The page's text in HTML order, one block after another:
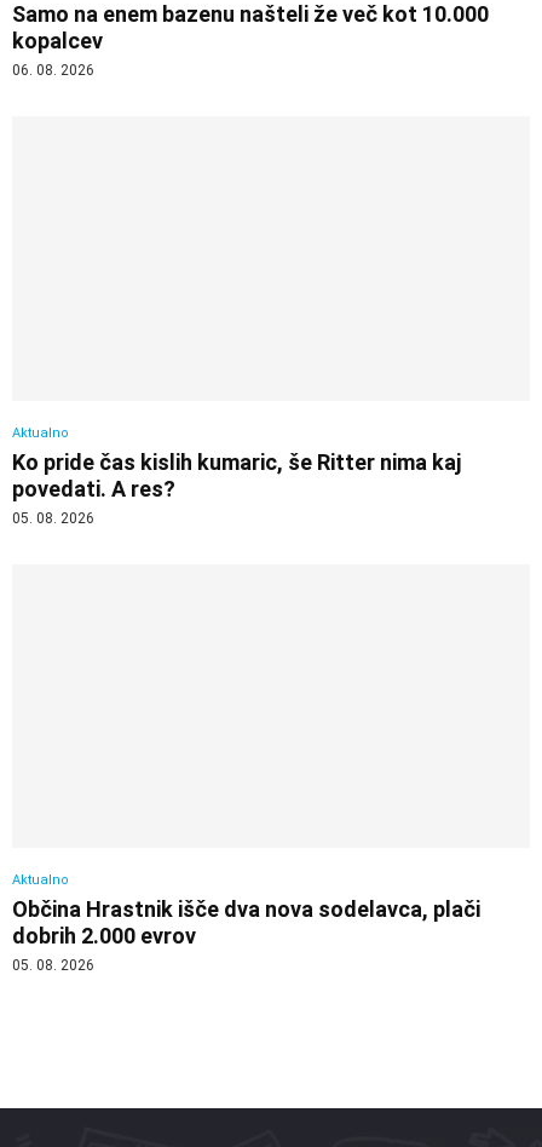
Samo na enem bazenu našteli že več kot 10.000
kopalcev
06. 08. 2026
Aktualno
Ko pride čas kislih kumaric, še Ritter nima kaj
povedati. A res?
05. 08. 2026
Aktualno
Občina Hrastnik išče dva nova sodelavca, plači
dobrih 2.000 evrov
05. 08. 2026